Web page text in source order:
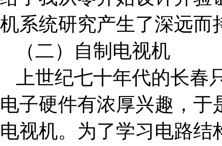
机系统研究产生了深远而
（二）自制电视机
上世纪七十年代的长
电子硬件有浓厚兴趣，
电视机。为了学习电路